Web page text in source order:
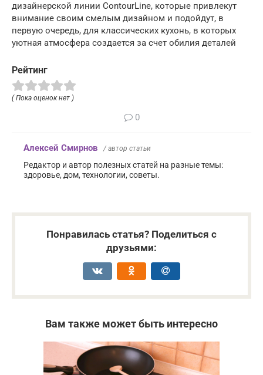
дизайнерской линии ContourLine, которые привлекут
внимание своим смелым дизайном и подойдут, в
первую очередь, для классических кухонь, в которых
уютная атмосфера создается за счет обилия деталей
Рейтинг
( Пока оценок нет )
0
Алексей Смирнов / автор статьи
Редактор и автор полезных статей на разные темы:
здоровье, дом, технологии, советы.
Понравилась статья? Поделиться с
друзьями:
Вам также может быть интересно